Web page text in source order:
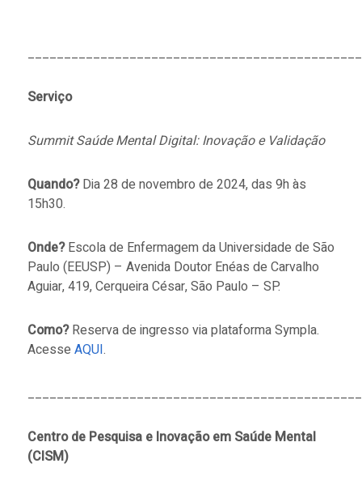
Serviço
Summit Saúde Mental Digital: ⁠Inovação e Validação
Quando? Dia 28 de novembro de 2024, das 9h às
15h30.
Onde?Escola de Enfermagem da Universidade de São
Paulo (EEUSP) – Avenida Doutor Enéas de Carvalho
Aguiar, 419, Cerqueira César, São Paulo – SP.
Como? Reserva de ingresso via plataforma Sympla.
Acesse AQUI.
Centro de Pesquisa e Inovação em Saúde Mental
(CISM)